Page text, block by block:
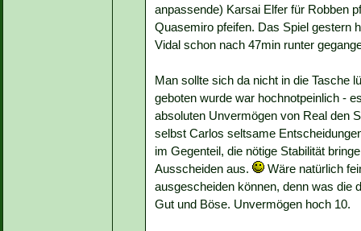
anpassende) Karsai Elfer für Robben
Quasemiro pfeifen. Das Spiel gestern
Vidal schon nach 47min runter
Man sollte sich da nicht in die Tasche
geboten wurde war hochnotpeinlich -
absoluten Unvermögen von Real den
selbst Carlos seltsame
im Gegenteil, die nötige Stabilität
Ausscheiden aus.
Wäre natürlich
ausgescheiden können, denn was die
Gut und Böse. Unvermögen hoch 10.